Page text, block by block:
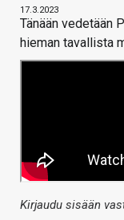
17.3.2023
Tänään vedetään
hieman tavallista
Kirjaudu sisään